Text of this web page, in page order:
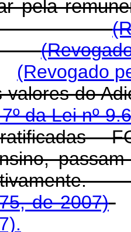
pela
(Revogado
valores do
da Lei nº
-
de 2007)